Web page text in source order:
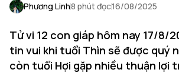
Phương Linh8 phút đọc16/08/2025
Tử vi 12 con giáp hôm nay 17/8/
tin vui khi tuổi Thìn sẽ được quý
còn tuổi Hợi gặp nhiều thuận lợi